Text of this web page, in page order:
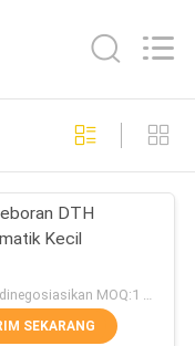
184
DTH
Kecil
Dapat dinegosiasikan MOQ:1 buah
SEKARANG